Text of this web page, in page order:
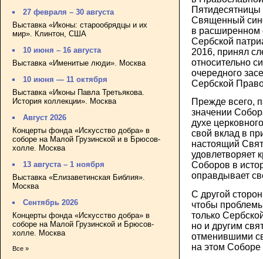
27 февраля – 30 августа
Выставка «Иконы: старообрядцы и их
мир». Клинтон, США
10 июня – 16 августа
Выставка «Именитые люди». Москва
10 июня — 11 октября
Выставка «Иконы Павла Третьякова.
История коллекции». Москва
Август 2026
Концерты фонда «Искусство добра» в
соборе на Малой Грузинской и в Брюсов-
холле. Москва
13 августа – 1 ноября
Выставка «Елизаветинская Библия».
Москва
Сентябрь 2026
Концерты фонда «Искусство добра» в
соборе на Малой Грузинской и Брюсов-
холле. Москва
Все »
Священный
в расширенном
Сербской
2016, принял
относительно
очередного
Сербской
Прежде всего,
значении
духе
свой вклад в
настоящий
удовлетворяет
Соборов в
оправдывает
С другой
чтобы
только
но и другим
отменившими
на этом